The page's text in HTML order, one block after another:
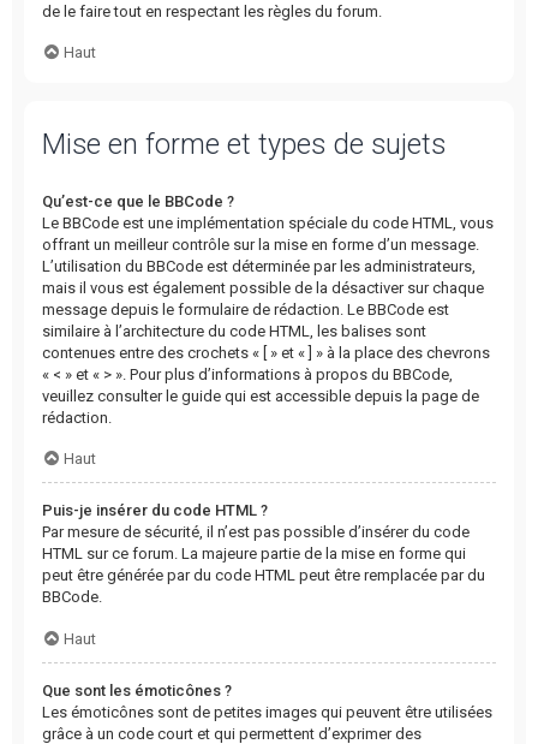
de le faire tout en respectant les règles du forum.
Haut
Mise en forme et types de sujets
Qu’est-ce que le BBCode ?
Le BBCode est une implémentation spéciale du code HTML, vous
offrant un meilleur contrôle sur la mise en forme d’un message.
L’utilisation du BBCode est déterminée par les administrateurs,
mais il vous est également possible de la désactiver sur chaque
message depuis le formulaire de rédaction. Le BBCode est
similaire à l’architecture du code HTML, les balises sont
contenues entre des crochets « [ » et « ] » à la place des chevrons
« < » et « > ». Pour plus d’informations à propos du BBCode,
veuillez consulter le guide qui est accessible depuis la page de
rédaction.
Haut
Puis-je insérer du code HTML ?
Par mesure de sécurité, il n’est pas possible d’insérer du code
HTML sur ce forum. La majeure partie de la mise en forme qui
peut être générée par du code HTML peut être remplacée par du
BBCode.
Haut
Que sont les émoticônes ?
Les émoticônes sont de petites images qui peuvent être utilisées
grâce à un code court et qui permettent d’exprimer des